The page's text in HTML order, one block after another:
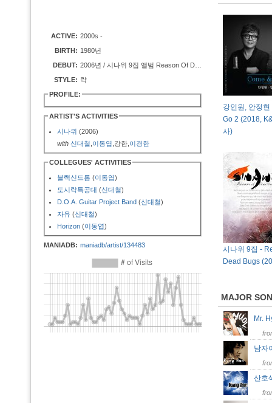
ACTIVE: 2000s -
BIRTH: 1980년
DEBUT:
STYLE: 락
PROFILE:
ARTIST'S ACTIVITIES
시나위 (2006)
with 신대철 이동엽 ,강한, 이경한
COLLEGUES' ACTIVITIES
블랙신드롬 (이동엽)
도시락특공대 (신대철)
D.O.A. Guitar Project Band (신대철)
자유 (신대철)
Horizon (이동엽)
MANIADB: maniadb/artist/134483
강인원, 안정
Go 2 (2018,
사)
시나위 9집 -
Dead Bugs
MAJOR
Mr.
남
산호